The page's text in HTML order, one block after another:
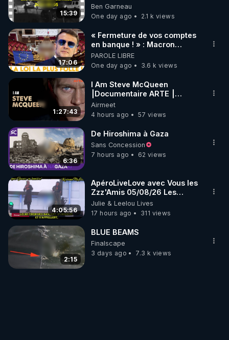
15:39
Ben Garneau
One day ago
2.1 k views
17:06
« Fermeture de vos comptes
en banque ! » : Macron
impose une loi folle !
PAROLE LIBRE
One day ago
3.6 k views
1:27:43
I Am Steve McQueen
⎮Documentaire ARTE ⎮
Cinema
Airmeet
4 hours ago
57 views
6:36
De Hiroshima à Gaza
Sans Concession
7 hours ago
62 views
4:05:56
ApéroLiveLove avec Vous les
Zzz'Amis 05/08/26 Les
Zzz'Infos Bonheur de Leelou
Julie & Leelou Lives
17 hours ago
311 views
2:15
BLUE BEAMS
Finalscape
3 days ago
7.3 k views